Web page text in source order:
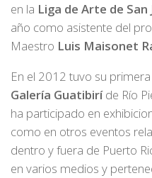
en la Liga de Arte de San
año como asistente del
Maestro Luis Maisonet
En el 2012 tuvo su
Galería Guatibiríde Río
ha participado en
como en otros eventos
dentro y fuera de Puerto
en varios medios y